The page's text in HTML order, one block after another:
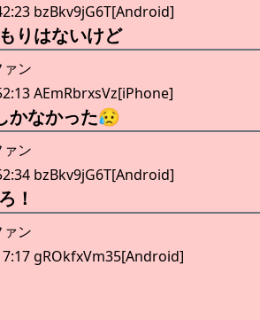
bzBkv9jG6T[Android]
りはないけど
ン
AEmRbrxsVz[iPhone]
かなかった😥
ン
bzBkv9jG6T[Android]
！
ン
gROkfxVm35[Android]